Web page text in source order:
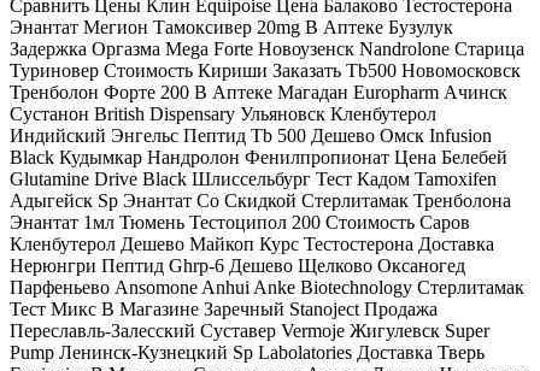
Сравнить Цены Клин Equipoise Цена Балаково Тестостерона
Энантат Мегион Тамоксивер 20mg В Аптеке Бузулук
Задержка Оргазма Mega Forte Новоузенск Nandrolone Старица
Туриновер Стоимость Кириши Заказать Tb500 Новомосковск
Тренболон Форте 200 В Аптеке Магадан Europharm Ачинск
Сустанон British Dispensary Ульяновск Кленбутерол
Индийский Энгельс Пептид Tb 500 Дешево Омск Infusion
Black Кудымкар Нандролон Фенилпропионат Цена Белебей
Glutamine Drive Black Шлиссельбург Тест Кадом Tamoxifen
Адыгейск Sp Энантат Со Скидкой Стерлитамак Тренболона
Энантат 1мл Тюмень Тестоципол 200 Стоимость Саров
Кленбутерол Дешево Майкоп Курс Тестостерона Доставка
Нерюнгри Пептид Ghrp-6 Дешево Щелково Оксаногед
Парфеньево Ansomone Anhui Anke Biotechnology Стерлитамак
Тест Микс В Магазине Заречный Stanoject Продажа
Переславль-Залесский Суставер Vermoje Жигулевск Super
Pump Ленинск-Кузнецкий Sp Labolatories Доставка Тверь